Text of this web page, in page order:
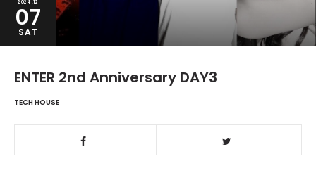
2024.12
07
SAT
ENTER 2nd Anniversary DAY3
TECH HOUSE